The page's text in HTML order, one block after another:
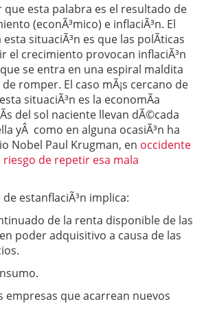
que esta palabra es el resultado de
(econÃ³mico) e inflaciÃ³n. El
situaciÃ³n es que las polÃ­ticas
el crecimiento provocan inflaciÃ³n
se entra en una espiral maldita
romper. El caso mÃ¡s cercano de
situaciÃ³n es la economÃ­a
del sol naciente llevan dÃ©cada
yÂ como en alguna ocasiÃ³n ha
Nobel Paul Krugman, en occidente
de repetir esa mala
estanflaciÃ³n implica:
de la renta disponible de las
poder adquisitivo a causa de las
empresas que acarrean nuevos